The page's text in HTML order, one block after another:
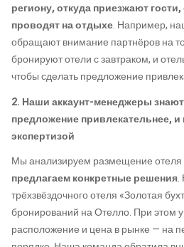
региону, откуда приезжают
проводят на отдыхе. Например,
обращают внимание партнёров на
бронируют отели с завтраком, и
чтобы сделать предложение
2. Наши аккаунт-менеджеры
предложение привлекательнее,
экспертизой
Мы анализируем размещение
предлагаем конкретные решения.
трёхзвёздочного отеля «Золотая
бронирований на Отелло. При этом
расположение и цена в рынке — на